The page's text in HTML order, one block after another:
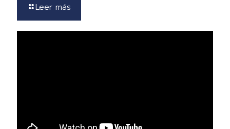
Leer más